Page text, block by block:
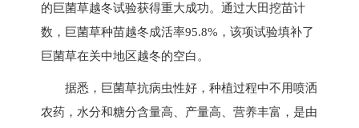
的巨菌草越冬试验获得重大成功。通过大田挖苗计
数，巨菌草种苗越冬成活率95.8%，该项试验填补了
巨菌草在关中地区越冬的空白。
据悉，巨菌草抗病虫性好，种植过程中不用喷洒
农药，水分和糖分含量高、产量高、营养丰富，是由